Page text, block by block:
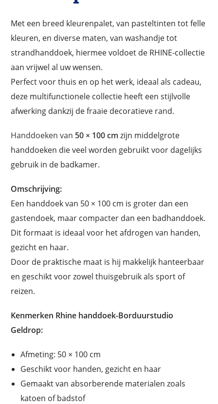
Met een breed kleurenpalet, van pasteltinten tot felle
kleuren, en diverse maten, van washandje tot
strandhanddoek, hiermee voldoet de RHINE-collectie
aan vrijwel al uw wensen.
Perfect voor thuis en op het werk, ideaal als cadeau,
deze multifunctionele collectie heeft een stijlvolle
afwerking dankzij de fraaie decoratieve rand.
Handdoeken van 50 × 100 cm zijn middelgrote
handdoeken die veel worden gebruikt voor dagelijks
gebruik in de badkamer.
Omschrijving:
Een handdoek van 50 × 100 cm is groter dan een
gastendoek, maar compacter dan een badhanddoek.
Dit formaat is ideaal voor het afdrogen van handen,
gezicht en haar.
Door de praktische maat is hij makkelijk hanteerbaar
en geschikt voor zowel thuisgebruik als sport of
reizen.
Kenmerken Rhine handdoek-Borduurstudio
Geldrop:
Afmeting: 50 × 100 cm
Geschikt voor handen, gezicht en haar
Gemaakt van absorberende materialen zoals
katoen of badstof